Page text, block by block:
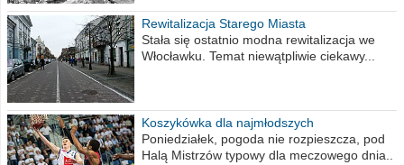
Rewitalizacja Starego Miasta
Stała się ostatnio modna rewitalizacja we
Włocławku. Temat niewątpliwie ciekawy...
Koszykówka dla najmłodszych
Poniedziałek, pogoda nie rozpieszcza, pod
Halą Mistrzów typowy dla meczowego dnia..